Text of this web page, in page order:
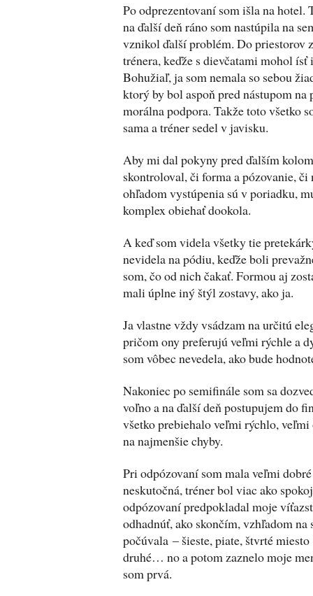
Po odprezentovaní som išla na hotel.
na ďalší deň ráno som nastúpila na
vznikol ďalší problém. Do priestorov
trénera, keďže s dievčatami mohol ísť
Bohužiaľ, ja som nemala so sebou
ktorý by bol aspoň pred nástupom na
morálna podpora. Takže toto všetko
sama a tréner sedel v javisku.
Aby mi dal pokyny pred ďalším
skontroloval, či forma a pózovanie,
ohľadom vystúpenia sú v poriadku,
komplex obiehať dookola.
A keď som videla všetky tie
nevidela na pódiu, keďže boli
som, čo od nich čakať. Formou aj
mali úplne iný štýl zostavy, ako ja.
Ja vlastne vždy vsádzam na určitú
pričom ony preferujú veľmi rýchle a
som vôbec nevedela, ako bude
Nakoniec po semifinále som sa
voľno a na ďalší deň postupujem do
všetko prebiehalo veľmi rýchlo, veľmi
na najmenšie chyby.
Pri odpózovaní som mala veľmi
neskutočná, tréner bol viac ako
odpózovaní predpokladal moje
odhadnúť, ako skončím, vzhľadom na
počúvala – šieste, piate, štvrté
druhé… no a potom zaznelo moje
som prvá.